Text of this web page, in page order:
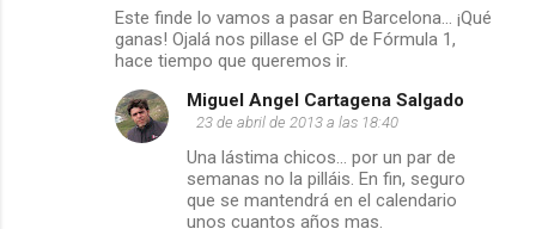
Este finde lo vamos a pasar en Barcelona... ¡Qué
ganas! Ojalá nos pillase el GP de Fórmula 1,
hace tiempo que queremos ir.
Miguel Angel Cartagena Salgado
23 de abril de 2013 a las 18:40
Una lástima chicos... por un par de
semanas no la pilláis. En fin, seguro
que se mantendrá en el calendario
unos cuantos años mas.